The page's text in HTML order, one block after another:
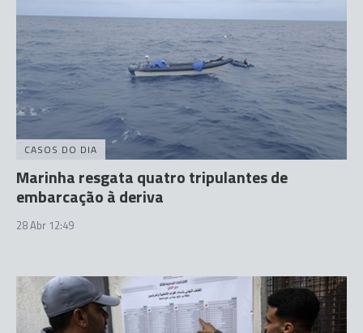
CASOS DO DIA
Marinha resgata quatro tripulantes de
embarcação à deriva
28 Abr 12:49